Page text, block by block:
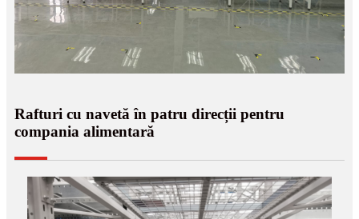
Rafturi cu navetă în patru direcții pentru
compania alimentară